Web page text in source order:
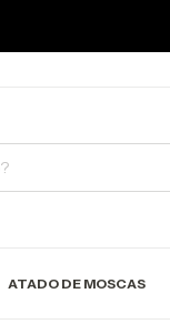
ATADO DE MOSCAS